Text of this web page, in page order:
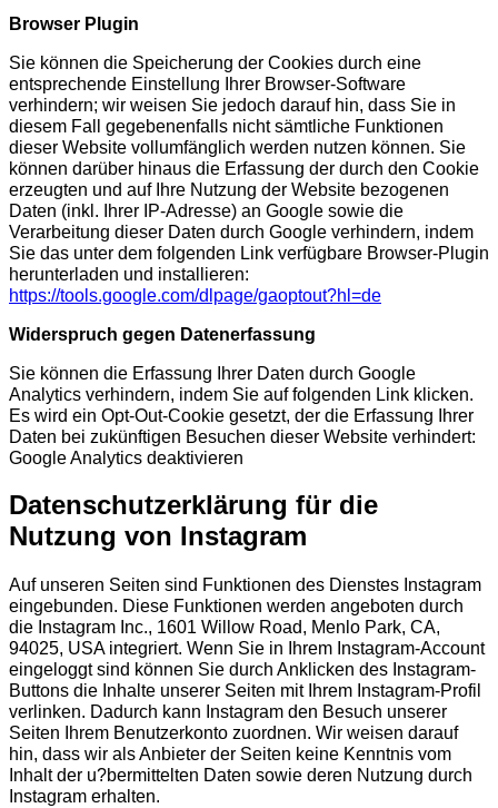
Browser Plugin
Sie können die Speicherung der Cookies durch eine
entsprechende Einstellung Ihrer Browser-Software
verhindern; wir weisen Sie jedoch darauf hin, dass Sie in
diesem Fall gegebenenfalls nicht sämtliche Funktionen
dieser Website vollumfänglich werden nutzen können. Sie
können darüber hinaus die Erfassung der durch den Cookie
erzeugten und auf Ihre Nutzung der Website bezogenen
Daten (inkl. Ihrer IP-Adresse) an Google sowie die
Verarbeitung dieser Daten durch Google verhindern, indem
Sie das unter dem folgenden Link verfügbare Browser-Plugin
herunterladen und installieren:
https://tools.google.com/dlpage/gaoptout?hl=de
Widerspruch gegen Datenerfassung
Sie können die Erfassung Ihrer Daten durch Google
Analytics verhindern, indem Sie auf folgenden Link klicken.
Es wird ein Opt-Out-Cookie gesetzt, der die Erfassung Ihrer
Daten bei zukünftigen Besuchen dieser Website verhindert:
Google Analytics deaktivieren
Datenschutzerklärung für die
Nutzung von Instagram
Auf unseren Seiten sind Funktionen des Dienstes Instagram
eingebunden. Diese Funktionen werden angeboten durch
die Instagram Inc., 1601 Willow Road, Menlo Park, CA,
94025, USA integriert. Wenn Sie in Ihrem Instagram-Account
eingeloggt sind können Sie durch Anklicken des Instagram-
Buttons die Inhalte unserer Seiten mit Ihrem Instagram-Profil
verlinken. Dadurch kann Instagram den Besuch unserer
Seiten Ihrem Benutzerkonto zuordnen. Wir weisen darauf
hin, dass wir als Anbieter der Seiten keine Kenntnis vom
Inhalt der u?bermittelten Daten sowie deren Nutzung durch
Instagram erhalten.